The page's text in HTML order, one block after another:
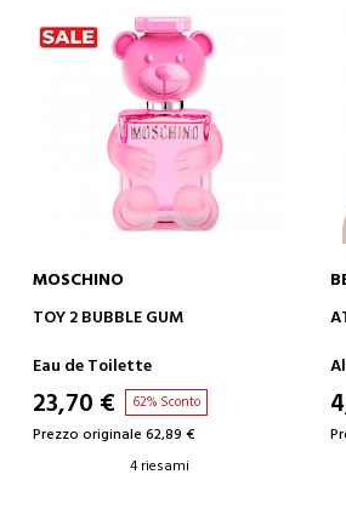
AGGIUNGI AL CARRELLO
MOSCHINO
TOY 2 BUBBLE GUM
Eau de Toilette
23,70 € 62% Sconto
Prezzo originale 62,89 €
4 riesami